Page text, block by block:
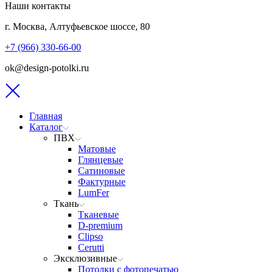
Наши контакты
г. Москва, Алтуфьевское шоссе, 80
+7 (966) 330-66-00
ok@design-potolki.ru
Главная
Каталог
ПВХ
Матовые
Глянцевые
Сатиновые
Фактурные
LumFer
Ткань
Тканевые
D-premium
Clipso
Cerutti
Эксклюзивные
Потолки с фотопечатью